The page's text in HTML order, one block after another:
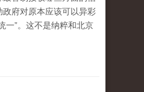
府对原本应该可以异彩
一”。这不是纳粹和北京